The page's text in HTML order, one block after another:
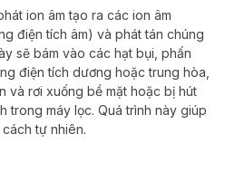
ion âm tạo ra các ion âm
điện tích âm) và phát tán chúng
sẽ bám vào các hạt bụi, phấn
điện tích dương hoặc trung hòa,
và rơi xuống bề mặt hoặc bị hút
trong máy lọc. Quá trình này giúp
tự nhiên.